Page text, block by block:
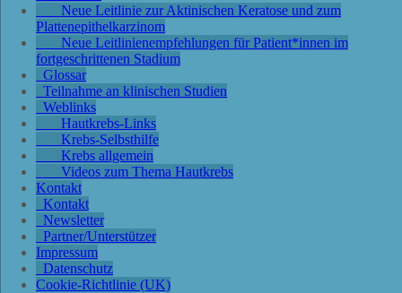
Neue Leitlinie zur Aktinischen Keratose und zum
Plattenepithelkarzinom
Neue Leitlinienempfehlungen für Patient*innen im
fortgeschrittenen Stadium
Glossar
Teilnahme an klinischen Studien
Weblinks
Hautkrebs-Links
Krebs-Selbsthilfe
Krebs allgemein
Videos zum Thema Hautkrebs
Kontakt
Kontakt
Newsletter
Partner/Unterstützer
Impressum
Datenschutz
Cookie-Richtlinie (UK)